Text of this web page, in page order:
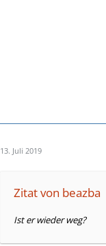
13. Juli 2019
Zitat von beazba
Ist er wieder weg?